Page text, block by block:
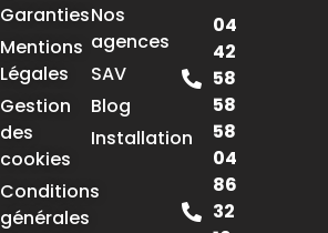
Garanties
Mentions
Légales
Gestion
des
cookies
Conditions
générales
Nos
agences
SAV
Blog
Installation
04
42
58
58
58
04
86
32